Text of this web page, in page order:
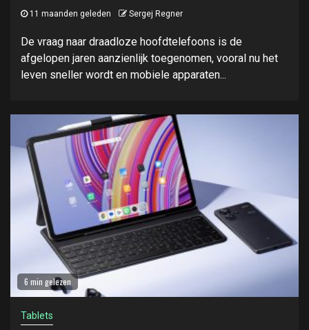
11 maanden geleden Sergej Regner
De vraag naar draadloze hoofdtelefoons is de
afgelopen jaren aanzienlijk toegenomen, vooral nu het
leven sneller wordt en mobiele apparaten...
6 min gelezen
Tablets